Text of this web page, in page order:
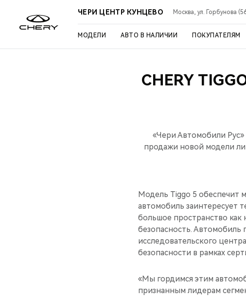
ЧЕРИ ЦЕНТР КУНЦЕВО Москва, ул. Горбунова
МОДЕЛИ АВТО В НАЛИЧИИ ПОКУПАТЕЛЯМ
CHERY
«Чери Автомобили
продажи новой модели
Модель Tiggo 5 обеспечит
автомобиль заинтересует
большое пространство как
безопасность.
исследовательского
безопасности в рамках
«Мы гордимся этим
признанным лидерам